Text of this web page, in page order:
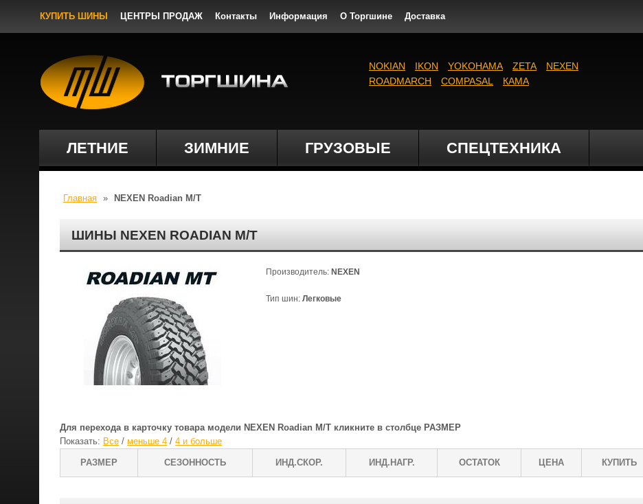
КУПИТЬ ШИНЫ ЦЕНТРЫ ПРОДАЖ Контакты Информация О Торгшине Доставка
ЛЕТНИЕ ЗИМНИЕ ГРУЗОВЫЕ СПЕЦТЕХНИКА
NOKIAN IKON YOKOHAMA ZETA
NEXEN
ROADMARCH
COMPASAL КАМА
Главная » NEXEN Roadian M/T
ШИНЫ NEXEN ROADIAN M/T
Производитель: NEXEN
Тип шин: Легковые
Для перехода в карточку товара модели NEXEN Roadian M/T кликните в столбце РАЗМЕР
Показать: Все / меньше 4 / 4 и больше
РАЗМЕР СЕЗОННОСТЬ ИНД.СКОР. ИНД.НАГР. ОСТАТОК ЦЕНА КУПИТЬ